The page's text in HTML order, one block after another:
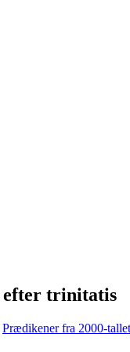
efter trinitatis
Prædikener fra 2000-tallet